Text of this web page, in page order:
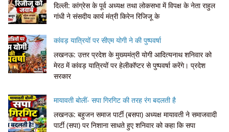
दिल्ली: कांग्रेस के पूर्व अध्यक्ष तथा लोकसभा में विपक्ष के नेता राहुल
गांधी ने संसदीय कार्य मंत्री किरेन रिजिजू के
कांवड़ यात्रियों पर सीएम योगी ने की पुष्पवर्षा
लखनऊ: उत्तर प्रदेश के मुख्यमंत्री योगी आदित्यनाथ शनिवार को
मेरठ में कांवड़ यात्रियों पर हेलीकॉप्टर से पुष्पवर्षा करेंगे। प्रदेश
सरकार
मायावती बोलीं- सपा गिरगिट की तरह रंग बदलती है
लखनऊ: बहुजन समाज पार्टी (बसपा) अध्यक्ष मायावती ने समाजवादी
पार्टी (सपा) पर निशाना साधते हुए शनिवार को कहा कि सपा